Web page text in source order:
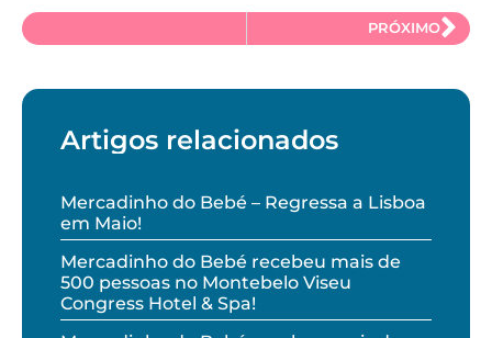
PRÓXIMO
Artigos relacionados
Mercadinho do Bebé – Regressa a Lisboa
em Maio!
Mercadinho do Bebé recebeu mais de
500 pessoas no Montebelo Viseu
Congress Hotel & Spa!